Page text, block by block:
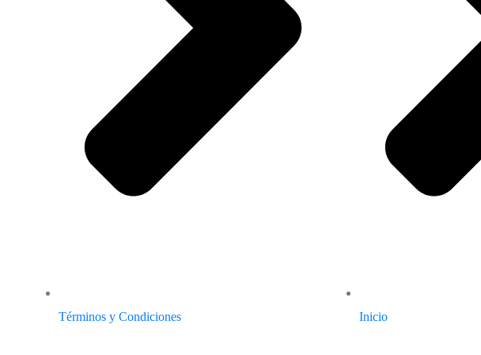
Términos y Condiciones Inicio